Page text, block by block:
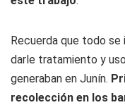
Recuerda que todo
darle tratamiento y
generaban en Junín.
recolección en los